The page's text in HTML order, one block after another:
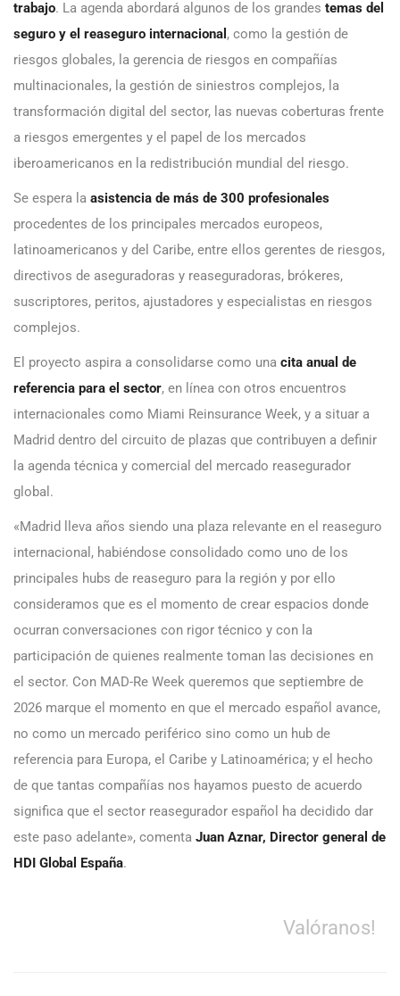
trabajo. La agenda abordará algunos de los grandes temas del
seguro y el reaseguro internacional , como la gestión de
riesgos globales, la gerencia de riesgos en compañías
multinacionales, la gestión de siniestros complejos, la
transformación digital del sector, las nuevas coberturas frente
a riesgos emergentes y el papel de los mercados
iberoamericanos en la redistribución mundial del riesgo.
Se espera la asistencia de más de 300 profesionales
procedentes de los principales mercados europeos,
latinoamericanos y del Caribe, entre ellos gerentes de riesgos,
directivos de aseguradoras y reaseguradoras, brókeres,
suscriptores, peritos, ajustadores y especialistas en riesgos
complejos.
El proyecto aspira a consolidarse como una cita anual de
referencia para el sector, en línea con otros encuentros
internacionales como Miami Reinsurance Week, y a situar a
Madrid dentro del circuito de plazas que contribuyen a definir
la agenda técnica y comercial del mercado reasegurador
global.
«Madrid lleva años siendo una plaza relevante en el reaseguro
internacional, habiéndose consolidado como uno de los
principales hubs de reaseguro para la región y por ello
consideramos que es el momento de crear espacios donde
ocurran conversaciones con rigor técnico y con la
participación de quienes realmente toman las decisiones en
el sector. Con MAD-Re Week queremos que septiembre de
2026 marque el momento en que el mercado español avance,
no como un mercado periférico sino como un hub de
referencia para Europa, el Caribe y Latinoamérica; y el hecho
de que tantas compañías nos hayamos puesto de acuerdo
significa que el sector reasegurador español ha decidido dar
este paso adelante», comenta Juan Aznar, Director general de
HDI Global España.
Valóranos!